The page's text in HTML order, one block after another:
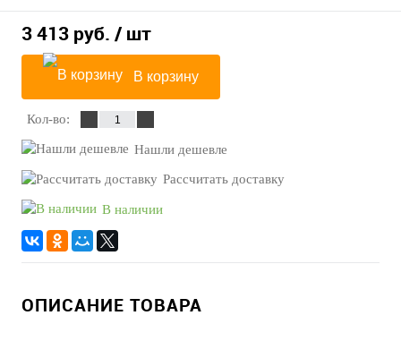
3 413 руб. / шт
В корзину
Кол-во:
Нашли дешевле
Рассчитать доставку
В наличии
ОПИСАНИЕ ТОВАРА